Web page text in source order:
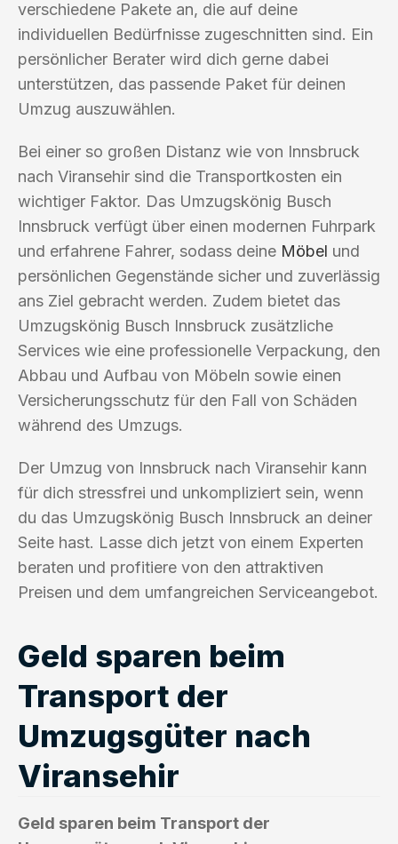
verschiedene Pakete an, die auf deine
individuellen Bedürfnisse zugeschnitten sind. Ein
persönlicher Berater wird dich gerne dabei
unterstützen, das passende Paket für deinen
Umzug auszuwählen.
Bei einer so großen Distanz wie von Innsbruck
nach Viransehir sind die Transportkosten ein
wichtiger Faktor. Das Umzugskönig Busch
Innsbruck verfügt über einen modernen Fuhrpark
und erfahrene Fahrer, sodass deine Möbel und
persönlichen Gegenstände sicher und zuverlässig
ans Ziel gebracht werden. Zudem bietet das
Umzugskönig Busch Innsbruck zusätzliche
Services wie eine professionelle Verpackung, den
Abbau und Aufbau von Möbeln sowie einen
Versicherungsschutz für den Fall von Schäden
während des Umzugs.
Der Umzug von Innsbruck nach Viransehir kann
für dich stressfrei und unkompliziert sein, wenn
du das Umzugskönig Busch Innsbruck an deiner
Seite hast. Lasse dich jetzt von einem Experten
beraten und profitiere von den attraktiven
Preisen und dem umfangreichen Serviceangebot.
Geld sparen beim
Transport der
Umzugsgüter nach
Viransehir
Geld sparen beim Transport der